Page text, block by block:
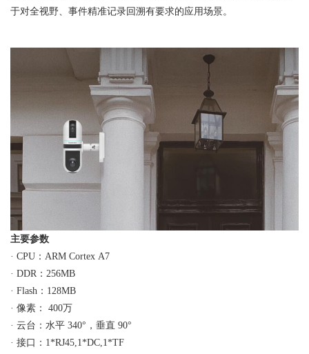
于对全视野、事件精准记录回溯有要求的应用场景。
主要参数
· CPU：ARM Cortex A7
· DDR：256MB
· Flash：128MB
· 像素： 400万
· 云台：水平 340°，垂直 90°
· 接口：1*RJ45,1*DC,1*TF